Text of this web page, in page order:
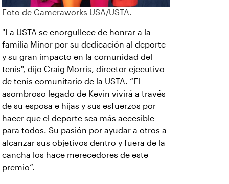
Foto de Cameraworks USA/USTA.
"La USTA se enorgullece de honrar a la
familia Minor por su dedicación al deporte
y su gran impacto en la comunidad del
tenis", dijo Craig Morris, director ejecutivo
de tenis comunitario de la USTA. “El
asombroso legado de Kevin vivirá a través
de su esposa e hijas y sus esfuerzos por
hacer que el deporte sea más accesible
para todos. Su pasión por ayudar a otros a
alcanzar sus objetivos dentro y fuera de la
cancha los hace merecedores de este
premio”.